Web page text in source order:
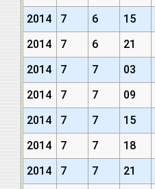
2014
7 6 15
2014
7 6 21
2014
7 7 03
2014
7 7 09
2014
7 7 15
2014
7 7 18
2014
7 7 21